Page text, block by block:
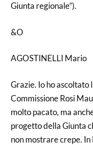
Giunta regionale”).
&O
AGOSTINELLI Mario
Grazie. Io ho
Commissione Rosi
molto pacato, ma
progetto della Giunta
non mostrare crepe.